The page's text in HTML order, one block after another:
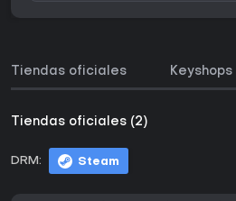
Tiendas oficiales Keyshops
Tiendas oficiales (2)
DRM: Steam